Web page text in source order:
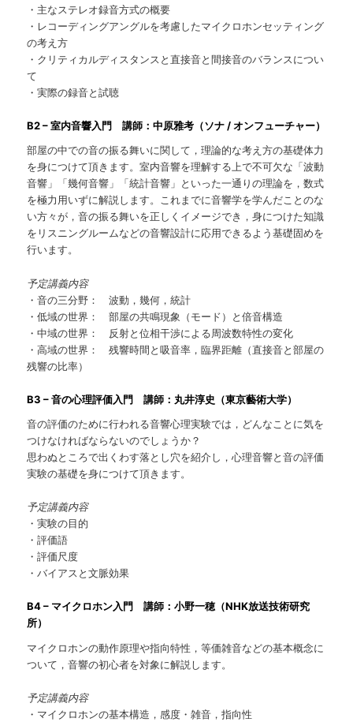
・主なステレオ録音方式の概要
・レコーディングアングルを考慮したマイクロホンセッティング
の考え方
・クリティカルディスタンスと直接音と間接音のバランスについ
て
・実際の録音と試聴
B2 – 室内音響入門 講師：中原雅考（ソナ / オンフューチャー）
部屋の中での音の振る舞いに関して，理論的な考え方の基礎体力
を身につけて頂きます。室内音響を理解する上で不可欠な「波動
音響」「幾何音響」「統計音響」といった一通りの理論を，数式
を極力用いずに解説します。これまでに音響学を学んだことのな
い方々が，音の振る舞いを正しくイメージでき，身につけた知識
をリスニングルームなどの音響設計に応用できるよう基礎固めを
行います。
予定講義内容
・音の三分野： 波動，幾何，統計
・低域の世界： 部屋の共鳴現象（モード）と倍音構造
・中域の世界： 反射と位相干渉による周波数特性の変化
・高域の世界： 残響時間と吸音率，臨界距離（直接音と部屋の
残響の比率）
B3 – 音の心理評価入門 講師：丸井淳史（東京藝術大学）
音の評価のために行われる音響心理実験では，どんなことに気を
つけなければならないのでしょうか？
思わぬところで出くわす落とし穴を紹介し，心理音響と音の評価
実験の基礎を身につけて頂きます。
予定講義内容
・実験の目的
・評価語
・評価尺度
・バイアスと文脈効果
B4 – マイクロホン入門 講師：小野一穂（NHK放送技術研究
所）
マイクロホンの動作原理や指向特性，等価雑音などの基本概念に
ついて，音響の初心者を対象に解説します。
予定講義内容
・マイクロホンの基本構造，感度・雑音，指向性